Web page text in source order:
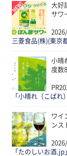
大好
サワ
三菱食品(株)(東京
小晴
度数
PR
「小晴れ（こば
ワイ
ンス
「たのしいお酒